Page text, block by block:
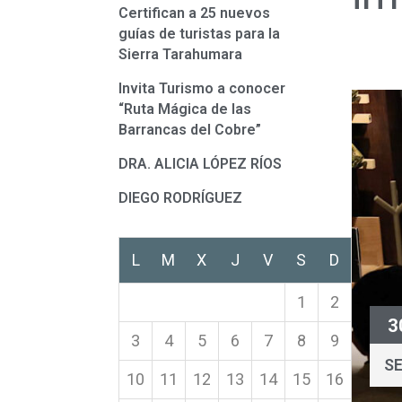
Certifican a 25 nuevos
guías de turistas para la
Sierra Tarahumara
Invita Turismo a conocer
“Ruta Mágica de las
Barrancas del Cobre”
DRA. ALICIA LÓPEZ RÍOS
DIEGO RODRÍGUEZ
L M X J V S D
1 2
3 4 5 6 7 8 9
10 11 12 13 14 15 16